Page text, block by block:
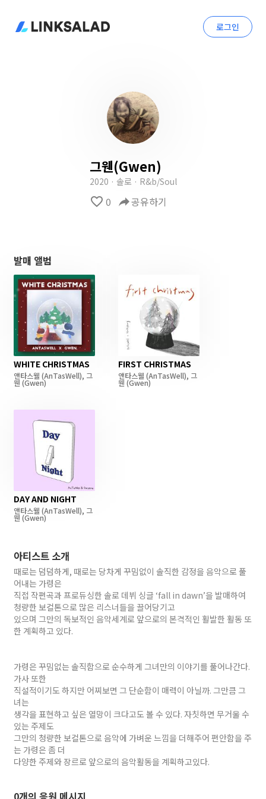
로그인
그웬(Gwen)
2020 · 솔로 · R&b/Soul
favorite_border 0 reply공유하기
발매 앨범
WHITE CHRISTMAS
앤타스웰 (AnTasWell), 그
웬 (Gwen)
FIRST CHRISTMAS
앤타스웰 (AnTasWell), 그
웬 (Gwen)
DAY AND NIGHT
앤타스웰 (AnTasWell), 그
웬 (Gwen)
아티스트 소개
때로는 덤덤하게, 때로는 당차게 꾸밈없이 솔직한 감정을 음악으로 풀
어내는 가령은
직접 작편곡과 프로듀싱한 솔로 데뷔 싱글 ‘fall in dawn’을 발매하여
청량한 보컬톤으로 많은 리스너들을 끌어당기고
있으며 그만의 독보적인 음악세계로 앞으로의 본격적인 활발한 활동 또
한 계획하고 있다.
가령은 꾸밈없는 솔직함으로 순수하게 그녀만의 이야기를 풀어나간다.
가사 또한
직설적이기도 하지만 어찌보면 그 단순함이 매력이 아닐까. 그만큼 그
녀는
생각을 표현하고 싶은 열망이 크다고도 볼 수 있다. 자칫하면 무거울 수
있는 주제도
그만의 청량한 보컬톤으로 음악에 가벼운 느낌을 더해주어 편안함을 주
는 가령은 좀 더
다양한 주제와 장르로 앞으로의 음악활동을 계획하고있다.
0개의 응원 메시지